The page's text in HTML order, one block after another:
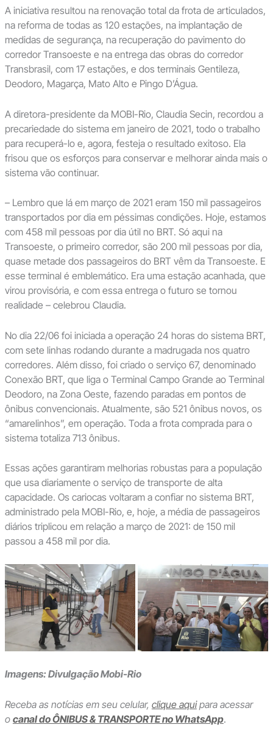
A iniciativa resultou na renovação total da frota de articulados,
na reforma de todas as 120 estações, na implantação de
medidas de segurança, na recuperação do pavimento do
corredor Transoeste e na entrega das obras do corredor
Transbrasil, com 17 estações, e dos terminais Gentileza,
Deodoro, Magarça, Mato Alto e Pingo D’Água.
A diretora-presidente da MOBI-Rio, Claudia Secin, recordou a
precariedade do sistema em janeiro de 2021, todo o trabalho
para recuperá-lo e, agora, festeja o resultado exitoso. Ela
frisou que os esforços para conservar e melhorar ainda mais o
sistema vão continuar.
– Lembro que lá em março de 2021 eram 150 mil passageiros
transportados por dia em péssimas condições. Hoje, estamos
com 458 mil pessoas por dia útil no BRT. Só aqui na
Transoeste, o primeiro corredor, são 200 mil pessoas por dia,
quase metade dos passageiros do BRT vêm da Transoeste. E
esse terminal é emblemático. Era uma estação acanhada, que
virou provisória, e com essa entrega o futuro se tornou
realidade – celebrou Claudia.
No dia 22/06 foi iniciada a operação 24 horas do sistema BRT,
com sete linhas rodando durante a madrugada nos quatro
corredores. Além disso, foi criado o serviço 67, denominado
Conexão BRT, que liga o Terminal Campo Grande ao Terminal
Deodoro, na Zona Oeste, fazendo paradas em pontos de
ônibus convencionais. Atualmente, são 521 ônibus novos, os
“amarelinhos”, em operação. Toda a frota comprada para o
sistema totaliza 713 ônibus.
Essas ações garantiram melhorias robustas para a população
que usa diariamente o serviço de transporte de alta
capacidade. Os cariocas voltaram a confiar no sistema BRT,
administrado pela MOBI-Rio, e, hoje, a média de passageiros
diários triplicou em relação a março de 2021: de 150 mil
passou a 458 mil por dia.
Imagens: Divulgação Mobi-Rio
Receba as notícias em seu celular, clique aquipara acessar
o canal do ÔNIBUS & TRANSPORTE no WhatsApp.